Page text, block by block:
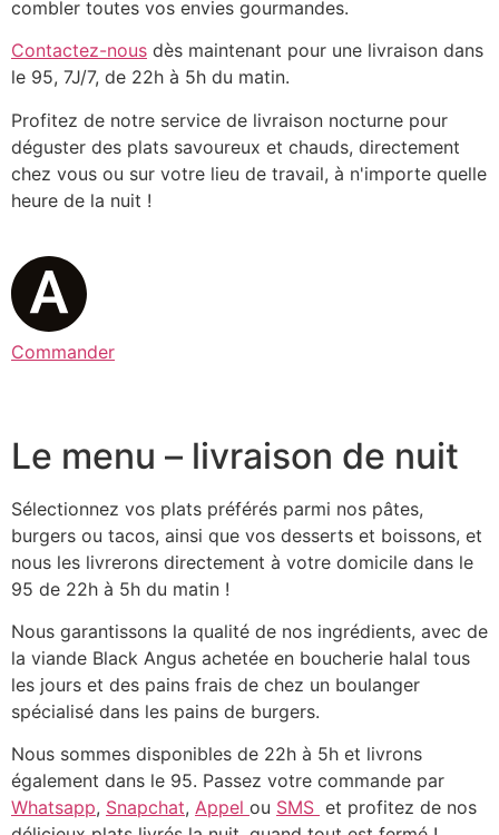
combler toutes vos envies gourmandes.
Contactez-nous dès maintenant pour une livraison dans
le 95, 7J/7, de 22h à 5h du matin.
Profitez de notre service de livraison nocturne pour
déguster des plats savoureux et chauds, directement
chez vous ou sur votre lieu de travail, à n'importe quelle
heure de la nuit !
Commander
Le menu – livraison de nuit
Sélectionnez vos plats préférés parmi nos pâtes,
burgers ou tacos, ainsi que vos desserts et boissons, et
nous les livrerons directement à votre domicile dans le
95 de 22h à 5h du matin !
Nous garantissons la qualité de nos ingrédients, avec de
la viande Black Angus achetée en boucherie halal tous
les jours et des pains frais de chez un boulanger
spécialisé dans les pains de burgers.
Nous sommes disponibles de 22h à 5h et livrons
également dans le 95. Passez votre commande par
Whatsapp, Snapchat, Appel ou SMS et profitez de nos